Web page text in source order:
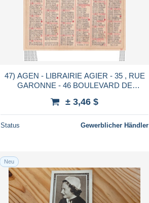
47) AGEN - LIBRAIRIE AGIER - 35 , RUE
GARONNE - 46 BOULEVARD DE
1950 - 2 SCANS
± 3,46 $
Status Gewerblicher Händler
Neu